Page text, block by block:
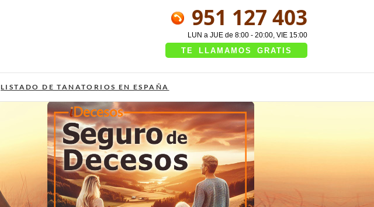
951 127 403
LUN a JUE de 8:00 - 20:00, VIE 15:00
TE LLAMAMOS GRATIS
LISTADO DE TANATORIOS EN ESPAÑA